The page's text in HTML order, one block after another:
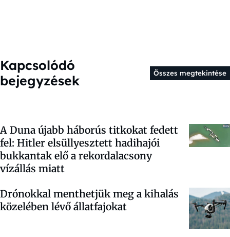
Kapcsolódó
bejegyzések
Összes megtekintése
A Duna újabb háborús titkokat fedett
fel: Hitler elsüllyesztett hadihajói
bukkantak elő a rekordalacsony
vízállás miatt
Drónokkal menthetjük meg a kihalás
közelében lévő állatfajokat